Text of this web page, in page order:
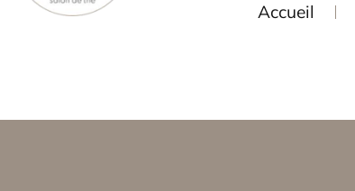
Accueil